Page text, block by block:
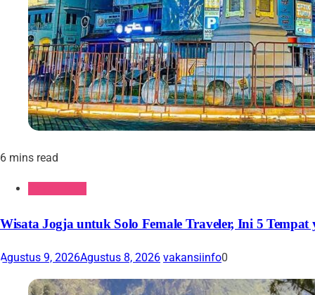
6 mins read
Wisata Jogja untuk Solo Female Traveler, Ini 5
Agustus 9, 2026Agustus 8, 2026 vakansiinfo0